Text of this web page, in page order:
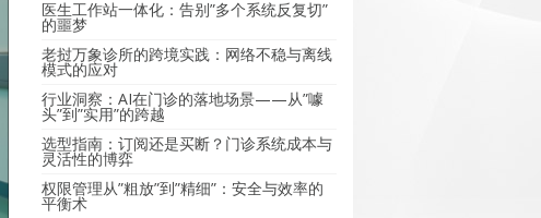
医生工作站一体化：告别”多个系统反复切”
的噩梦
老挝万象诊所的跨境实践：网络不稳与离线
模式的应对
行业洞察：AI在门诊的落地场景——从”噱
头”到”实用”的跨越
选型指南：订阅还是买断？门诊系统成本与
灵活性的博弈
权限管理从”粗放”到”精细”：安全与效率的
平衡术